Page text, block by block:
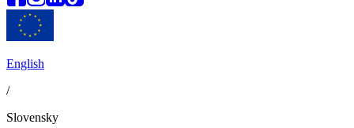
English
/
Slovensky